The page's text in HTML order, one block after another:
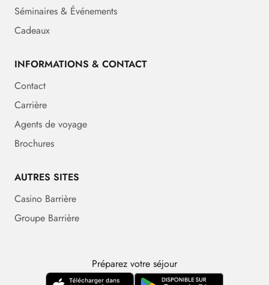
Séminaires & Événements
Cadeaux
INFORMATIONS & CONTACT
Contact
Carrière
Agents de voyage
Brochures
AUTRES SITES
Casino Barrière
Groupe Barrière
Préparez votre séjour